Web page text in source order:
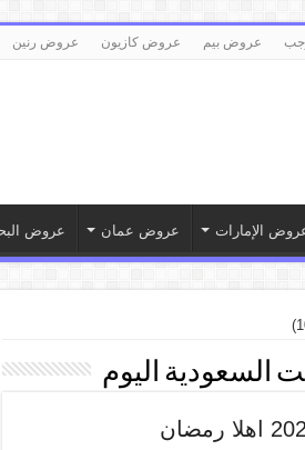
عروض بيم عروض كازيون عروض رنين
الإمارات عروض عمان عروض
السعودية اليوم